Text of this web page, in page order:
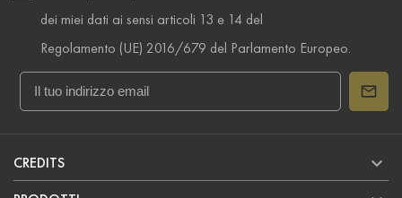
dei miei dati ai sensi articoli 13 e 14 del
Regolamento (UE) 2016/679 del Parlamento Europeo.
CREDITS 